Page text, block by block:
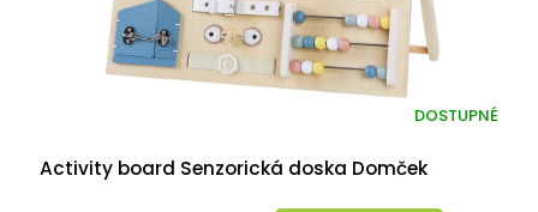
Activity board Senzorická doska Domček
DOSTUPNÉ